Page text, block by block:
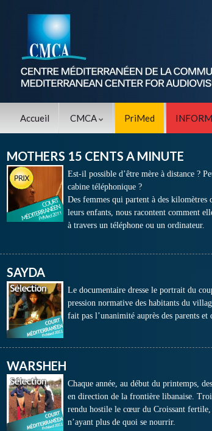
Accueil CMCA PriMed
MOTHERS 15 CENTS A MINUTE
Est-il possible d’être mère à distance ?
cabine téléphonique ?
Des femmes qui partent à des
leurs enfants, nous racontent comment
à travers un téléphone ou un ordinateur.
SAYDA
Le documentaire dresse le portrait du
pression normative des habitants du
fait pas l’unanimité auprès des parents et
WARSHEH
Chaque année, au début du printemps,
en direction de la frontière libanaise.
rendu hostile le cœur du Croissant
n’ayant plus de quoi se nourrir.